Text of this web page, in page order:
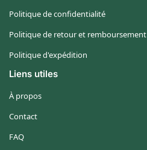
Politique de confidentialité
Politique de retour et remboursement
Politique d'expédition
Liens utiles
À propos
Contact
FAQ